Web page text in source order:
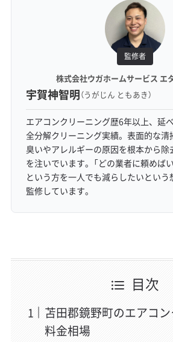
監修者
株式会社ウガホームサービス エ
宇賀神智明（うがじん ともあき）
エアコンクリーニング歴6年以上、延
全分解クリーニング実績。表面的な清
臭いやアレルギーの原因を根本から除
を注いでいます。「どの業者に頼めば
という方を一人でも減らしたいという
監修しています。
目次
苫田郡鏡野町のエアコ
料金相場